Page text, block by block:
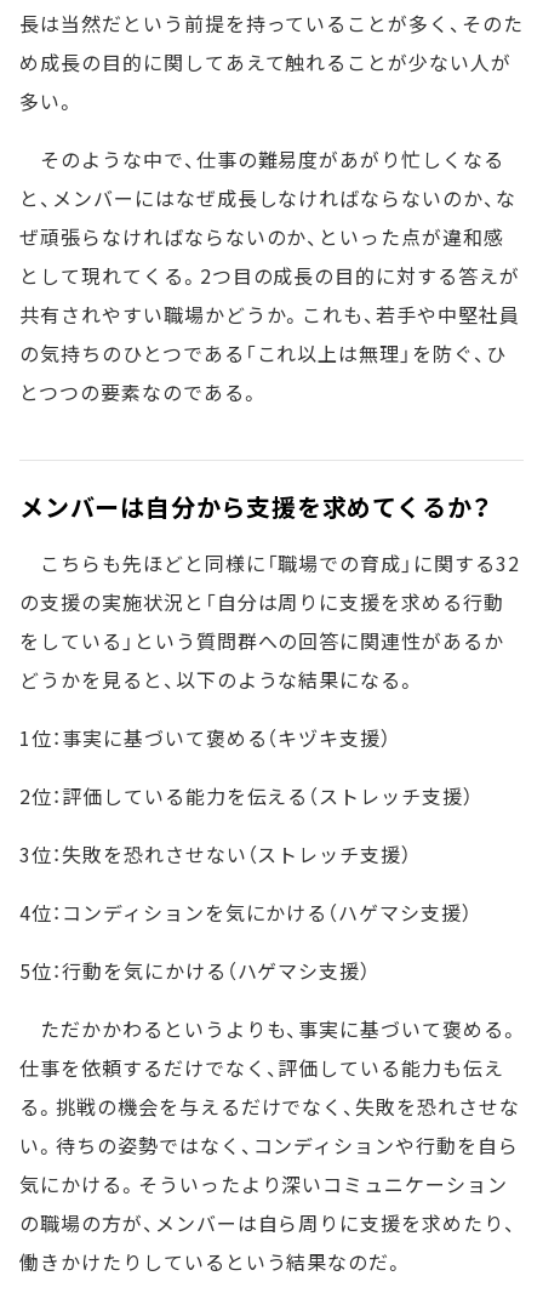
長は当然だという前提を持っていることが多く、そのた
め成長の目的に関してあえて触れることが少ない人が
多い。
そのような中で、仕事の難易度があがり忙しくなる
と、メンバーにはなぜ成長しなければならないのか、な
ぜ頑張らなければならないのか、といった点が違和感
として現れてくる。2つ目の成長の目的に対する答えが
共有されやすい職場かどうか。これも、若手や中堅社員
の気持ちのひとつである「これ以上は無理」を防ぐ、ひ
とつつの要素なのである。
メンバーは自分から支援を求めてくるか？
こちらも先ほどと同様に「職場での育成」に関する32
の支援の実施状況と「自分は周りに支援を求める行動
をしている」という質問群への回答に関連性があるか
どうかを見ると、以下のような結果になる。
1位：事実に基づいて褒める（キヅキ支援）
2位：評価している能力を伝える（ストレッチ支援）
3位：失敗を恐れさせない（ストレッチ支援）
4位：コンディションを気にかける（ハゲマシ支援）
5位：行動を気にかける（ハゲマシ支援）
ただかかわるというよりも、事実に基づいて褒める。
仕事を依頼するだけでなく、評価している能力も伝え
る。挑戦の機会を与えるだけでなく、失敗を恐れさせな
い。待ちの姿勢ではなく、コンディションや行動を自ら
気にかける。そういったより深いコミュニケーション
の職場の方が、メンバーは自ら周りに支援を求めたり、
働きかけたりしているという結果なのだ。